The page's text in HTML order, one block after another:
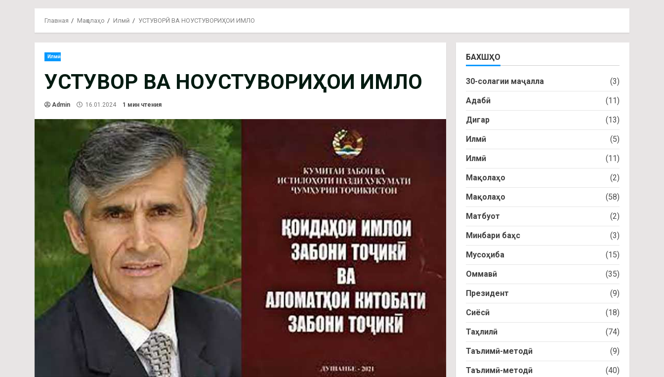
Главная Мақолаҳо Илмӣ УСТУВОРӢ ВА НОУСТУВОРИҲОИ ИМЛО
Илмӣ
УСТУВОРӢ ВА НОУСТУВОРИҲОИ ИМЛО
Admin 16.01.2024 1 мин чтения
БАХШҲО
30-солагии маҷалла (3)
Адабӣ (11)
Дигар (13)
Илмӣ (5)
Илмӣ (11)
Мақолаҳо (2)
Мақолаҳо (58)
Матбуот (2)
Минбари баҳс (3)
Мусоҳиба (15)
Оммавӣ (35)
Президент (9)
Сиёсӣ (18)
Таҳлилӣ (74)
Таълимӣ-методӣ (9)
Таълимӣ-методӣ (40)